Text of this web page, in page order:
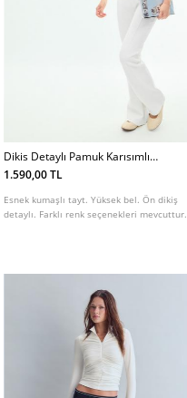
Dikis Detaylı Pamuk Karısımlı
Can Tayt
1.590,00 TL
Esnek kumaşlı tayt. Yüksek bel. Ön dikiş
detaylı. Farklı renk seçenekleri mevcuttur.